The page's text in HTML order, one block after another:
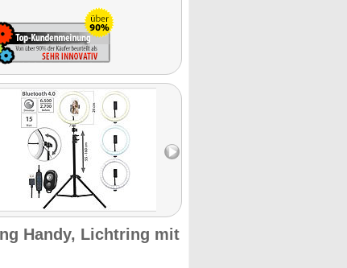
Handy, Lichtring mit